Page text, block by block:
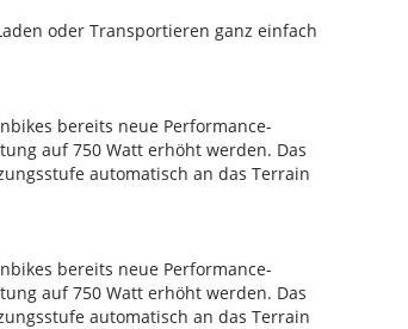
oder Transportieren ganz einfach
bereits neue Performance-
auf 750 Watt erhöht werden. Das
automatisch an das Terrain
bereits neue Performance-
auf 750 Watt erhöht werden. Das
automatisch an das Terrain